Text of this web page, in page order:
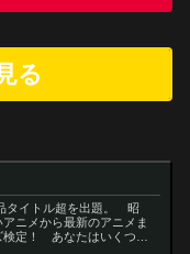
る
タイトル超を出題。 昭
ニメから最新のアニメま
定！ あなたはいくつわ